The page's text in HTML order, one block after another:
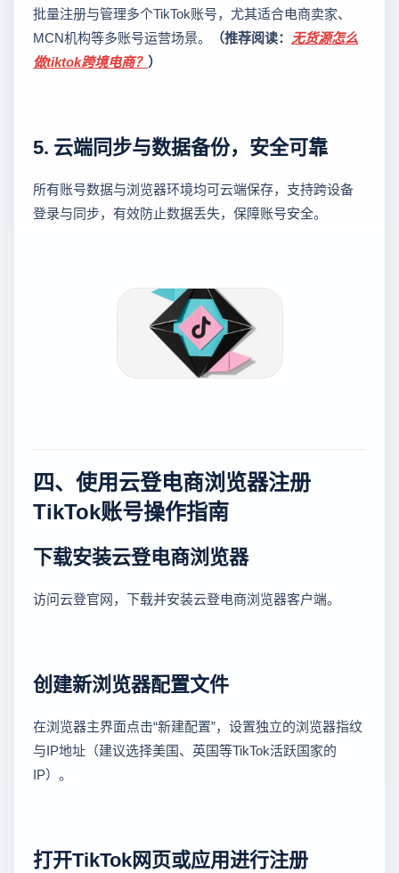
批量注册与管理多个TikTok账号，尤其适合电商卖家、
MCN机构等多账号运营场景。
（推荐阅读： 无货源怎么
做tiktok跨境电商？ ）
5. 云端同步与数据备份，安全可靠
所有账号数据与浏览器环境均可云端保存，支持跨设备
登录与同步，有效防止数据丢失，保障账号安全。
四、使用云登电商浏览器注册
TikTok账号操作指南
下载安装云登电商浏览器
访问云登官网，下载并安装云登电商浏览器客户端。
创建新浏览器配置文件
在浏览器主界面点击“新建配置”，设置独立的浏览器指纹
与IP地址（建议选择美国、英国等TikTok活跃国家的
IP）。
打开TikTok网页或应用进行注册